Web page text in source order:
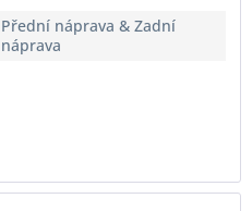
Přední náprava & Zadní
náprava